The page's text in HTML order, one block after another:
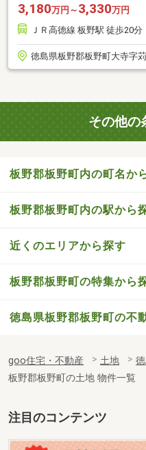
3,180万円～ 3,330万円
ＪＲ高徳線 板野駅 徒歩20分
徳島県板野郡板野町大寺字
その他の
板野郡板野町内の町名か
板野郡板野町内の駅から
近くのエリアから探す
板野郡板野町の特集から
徳島県板野郡板野町の不
goo住宅・不動産 土地
板野郡板野町の土地 物件一覧
注目のコンテンツ